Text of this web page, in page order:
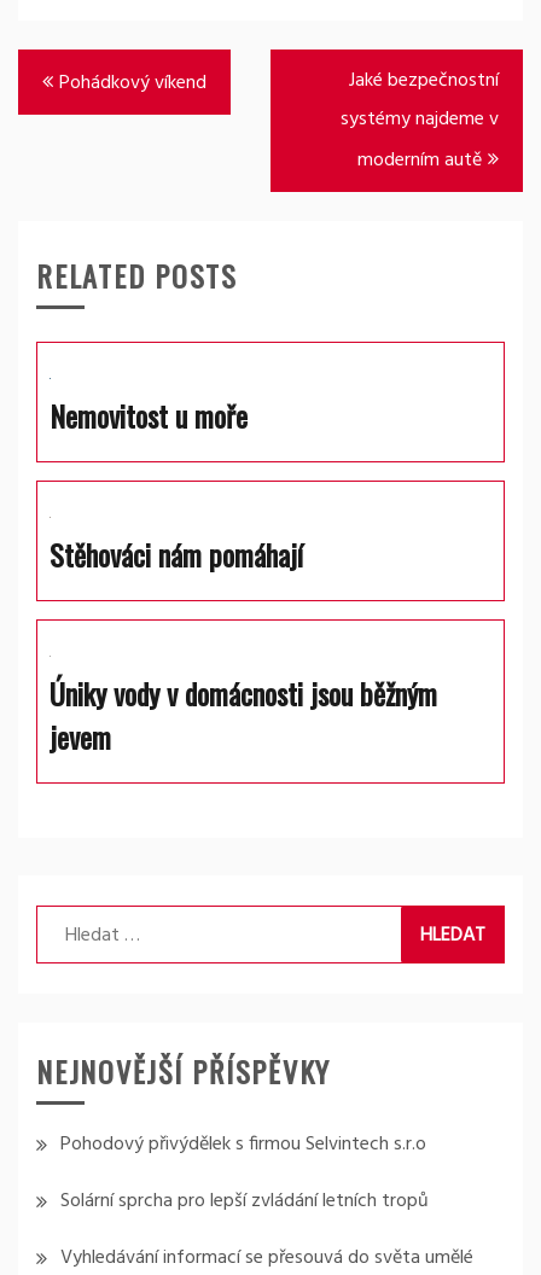
Navigace
pro
Pohádkový víkend
Jaké bezpečnostní
systémy najdeme v
moderním autě
RELATED POSTS
Nemovitost u moře
Stěhováci nám pomáhají
Úniky vody v domácnosti jsou běžným
jevem
Vyhledávání
NEJNOVĚJŠÍ PŘÍSPĚVKY
Pohodový přivýdělek s firmou Selvintech s.r.o
Solární sprcha pro lepší zvládání letních tropů
Vyhledávání informací se přesouvá do světa umělé